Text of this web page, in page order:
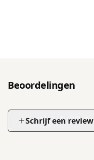
Beoordelingen
Schrijf een review